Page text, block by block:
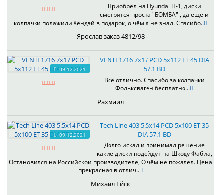
Приобрёл на Hyundai H-1, диски
смотрятся проста "БОМБА" , да ещё и
колпачки полажили Хёндэй в подарок, о чём я не знал. Спасибо..
Ярослав заказ 4812/98
09.12.2021
VENTI 1716 7x17 PCD 5x112 ET 45 DIA
57.1 BD
Всё отлично. Спасибо за колпачки
Фольксваген бесплатно...
Рахмаил
09.12.2021
Tech Line 403 5.5x14 PCD 5x100 ET 35
DIA 57.1 BD
Долго искал и принимал решение
какие диски подойдут на Шкоду Фабиа,
Остановился на Российскои производителе, О чём не пожалел. Цена
прекрасная в отлич..
Михаил Ейск